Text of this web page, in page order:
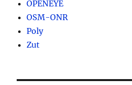
OPENEYE
OSM-ONR
Poly
Zut